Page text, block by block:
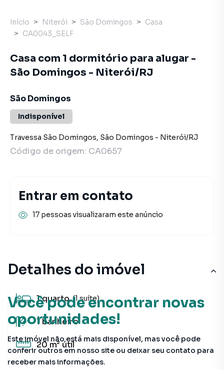
Você pode encontrar novas
oportunidades!
Este imóvel não está mais disponível, mas você pode
conferir outros em nosso site ou deixar seu contato para
receber mais informações.
Detalhes do imóvel
1quarto (1 suíte)
1banheiro
20 m²útil
Início Niterói São Domingos
Casa
CA0043_SELF
Casa com 1 dormitório para alugar -
São Domingos - Niterói/RJ
São Domingos
Indisponível
Travessa São Domingos, São Domingos - Niterói/RJ
Código de origem: CA0657
Entrar em contato
17 pessoas visualizaram este anúncio